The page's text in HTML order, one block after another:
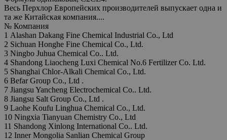
Весь Перхлор Европейских производителей выпускает одна и
та же Китайская компания....
№ Компания
1 Alashan Dakang Fine Chemical Industrial Co., Ltd
2 Sichuan Honghe Fine Chemical Co., Ltd.
3 Ningbo Juhua Chemical Co.. Ltd.
4 Shandong Liaocheng Luxi Chemical No.6 Fertilizer Co. Ltd.
5 Shanghai Chlor-Alkali Chemical Co., Ltd.
6 Befar Group Co., Ltd .
7 Jiangsu Yancheng Electrochemical Co.. Ltd.
8 Jiangsu Salt Group Co., Ltd .
9 Laohe Koufu Linghua Chemical Co., Ltd.
10 Ningxia Tianyuan Chemistry Co., Ltd
11 Shandong Xinlong International Co.. Ltd.
12 Inner Mongolia Sanlian Chemical Group